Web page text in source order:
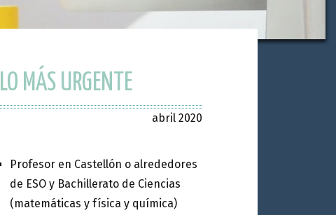
LO MÁS URGENTE
abril 2020
Profesor en Castellón o alrededores
de ESO y Bachillerato de Ciencias
(matemáticas y física y química)